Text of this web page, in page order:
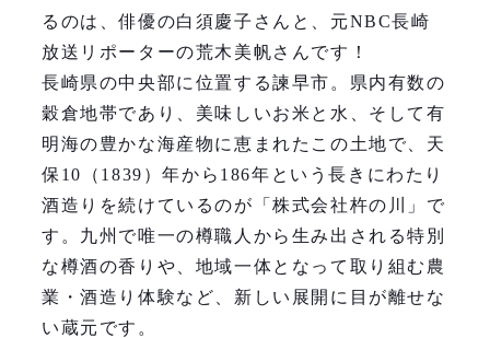
るのは、俳優の白須慶子さんと、元NBC長崎
放送リポーターの荒木美帆さんです！
長崎県の中央部に位置する諫早市。県内有数の
穀倉地帯であり、美味しいお米と水、そして有
明海の豊かな海産物に恵まれたこの土地で、天
保10（1839）年から186年という長きにわたり
酒造りを続けているのが「株式会社杵の川」で
す。九州で唯一の樽職人から生み出される特別
な樽酒の香りや、地域一体となって取り組む農
業・酒造り体験など、新しい展開に目が離せな
い蔵元です。